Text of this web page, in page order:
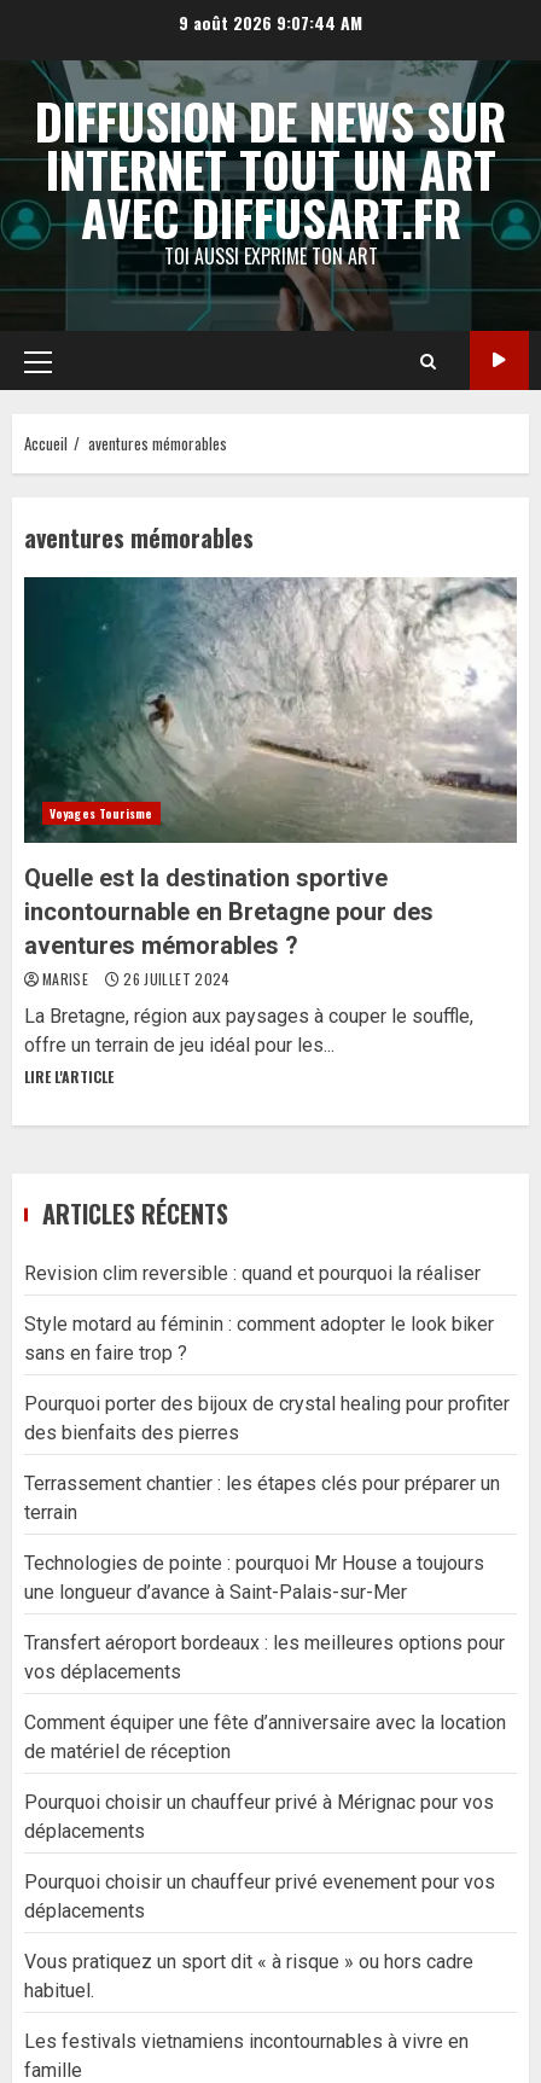
contenu
9 août 2026 9:07:44 AM
DIFFUSION DE NEWS SUR
INTERNET TOUT UN ART
AVEC DIFFUSART.FR
TOI AUSSI EXPRIME TON ART
Menu
principal
Accueil aventures mémorables
aventures mémorables
Voyages Tourisme
Quelle est la destination sportive
incontournable en Bretagne pour des
aventures mémorables ?
MARISE 26 JUILLET 2024
La Bretagne, région aux paysages à couper le souffle,
offre un terrain de jeu idéal pour les...
LIRE L'ARTICLE
ARTICLES RÉCENTS
Revision clim reversible : quand et pourquoi la réaliser
Style motard au féminin : comment adopter le look biker
sans en faire trop ?
Pourquoi porter des bijoux de crystal healing pour profiter
des bienfaits des pierres
Terrassement chantier : les étapes clés pour préparer un
terrain
Technologies de pointe : pourquoi Mr House a toujours
une longueur d’avance à Saint-Palais-sur-Mer
Transfert aéroport bordeaux : les meilleures options pour
vos déplacements
Comment équiper une fête d’anniversaire avec la location
de matériel de réception
Pourquoi choisir un chauffeur privé à Mérignac pour vos
déplacements
Pourquoi choisir un chauffeur privé evenement pour vos
déplacements
Vous pratiquez un sport dit « à risque » ou hors cadre
habituel.
Les festivals vietnamiens incontournables à vivre en
famille